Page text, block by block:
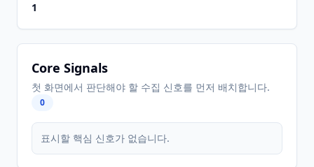
1
Core Signals
첫 화면에서 판단해야 할 수집 신호를 먼저 배치합니다.
0
표시할 핵심 신호가 없습니다.